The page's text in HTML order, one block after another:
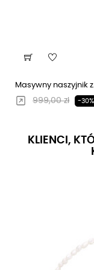
Masywny naszyjnik
Regularna
999,00 zł -30%
KLIENCI,